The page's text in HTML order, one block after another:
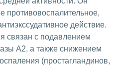
противовоспалительное,
действие.
связан с подавлением
A2, а также снижением
(простагландинов,